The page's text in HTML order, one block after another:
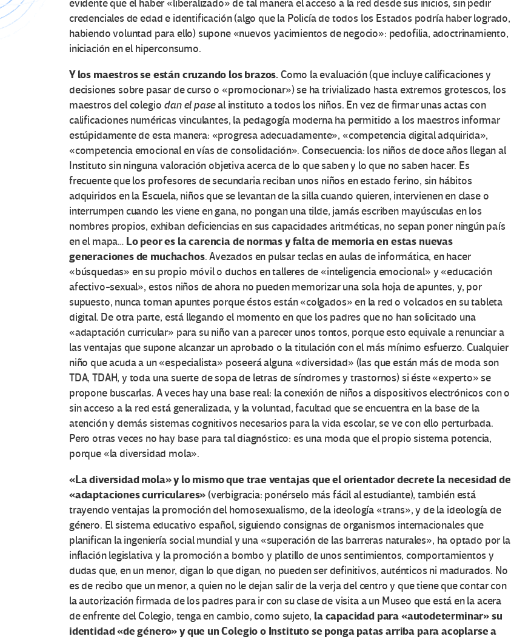
evidente que el haber «liberalizado» de tal manera el acceso a la red desde sus inicios, sin pedir
credenciales de edad e identificación (algo que la Policía de todos los Estados podría haber logrado,
habiendo voluntad para ello) supone «nuevos yacimientos de negocio»: pedofilia, adoctrinamiento,
iniciación en el hiperconsumo.
Y los maestros se están cruzando los brazos. Como la evaluación (que incluye calificaciones y
decisiones sobre pasar de curso o «promocionar») se ha trivializado hasta extremos grotescos, los
maestros del colegio dan el paseal instituto a todos los niños. En vez de firmar unas actas con
calificaciones numéricas vinculantes, la pedagogía moderna ha permitido a los maestros informar
estúpidamente de esta manera: «progresa adecuadamente», «competencia digital adquirida»,
«competencia emocional en vías de consolidación». Consecuencia: los niños de doce años llegan al
Instituto sin ninguna valoración objetiva acerca de lo que saben y lo que no saben hacer. Es
frecuente que los profesores de secundaria reciban unos niños en estado ferino, sin hábitos
adquiridos en la Escuela, niños que se levantan de la silla cuando quieren, intervienen en clase o
interrumpen cuando les viene en gana, no pongan una tilde, jamás escriben mayúsculas en los
nombres propios, exhiban deficiencias en sus capacidades aritméticas, no sepan poner ningún país
en el mapa… Lo peor es la carencia de normas y falta de memoria en estas nuevas
generaciones de muchachos. Avezados en pulsar teclas en aulas de informática, en hacer
«búsquedas» en su propio móvil o duchos en talleres de «inteligencia emocional» y «educación
afectivo-sexual», estos niños de ahora no pueden memorizar una sola hoja de apuntes, y, por
supuesto, nunca toman apuntes porque éstos están «colgados» en la red o volcados en su tableta
digital. De otra parte, está llegando el momento en que los padres que no han solicitado una
«adaptación curricular» para su niño van a parecer unos tontos, porque esto equivale a renunciar a
las ventajas que supone alcanzar un aprobado o la titulación con el más mínimo esfuerzo. Cualquier
niño que acuda a un «especialista» poseerá alguna «diversidad» (las que están más de moda son
TDA, TDAH, y toda una suerte de sopa de letras de síndromes y trastornos) si éste «experto» se
propone buscarlas. A veces hay una base real: la conexión de niños a dispositivos electrónicos con o
sin acceso a la red está generalizada, y la voluntad, facultad que se encuentra en la base de la
atención y demás sistemas cognitivos necesarios para la vida escolar, se ve con ello perturbada.
Pero otras veces no hay base para tal diagnóstico: es una moda que el propio sistema potencia,
porque «la diversidad mola».
«La diversidad mola» y lo mismo que trae ventajas que el orientador decrete la necesidad de
«adaptaciones curriculares»(verbigracia: ponérselo más fácil al estudiante), también está
trayendo ventajas la promoción del homosexualismo, de la ideología «trans», y de la ideología de
género. El sistema educativo español, siguiendo consignas de organismos internacionales que
planifican la ingeniería social mundial y una «superación de las barreras naturales», ha optado por la
inflación legislativa y la promoción a bombo y platillo de unos sentimientos, comportamientos y
dudas que, en un menor, digan lo que digan, no pueden ser definitivos, auténticos ni madurados. No
es de recibo que un menor, a quien no le dejan salir de la verja del centro y que tiene que contar con
la autorización firmada de los padres para ir con su clase de visita a un Museo que está en la acera
de enfrente del Colegio, tenga en cambio, como sujeto, la capacidad para «autodeterminar» su
identidad «de género» y que un Colegio o Instituto se ponga patas arriba para acoplarse a